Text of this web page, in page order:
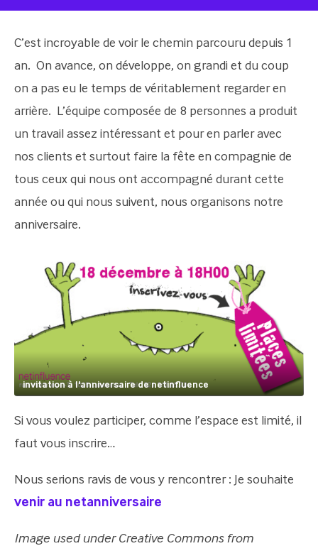
C’est incroyable de voir le chemin parcouru depuis 1
an. On avance, on développe, on grandi et du coup
on a pas eu le temps de véritablement regarder en
arrière. L’équipe composée de 8 personnes a produit
un travail assez intéressant et pour en parler avec
nos clients et surtout faire la fête en compagnie de
tous ceux qui nous ont accompagné durant cette
année ou qui nous suivent, nous organisons notre
anniversaire.
invitation à l'anniversaire de netinfluence
Si vous voulez participer, comme l’espace est limité, il
faut vous inscrire…
Nous serions ravis de vous y rencontrer : Je souhaite
venir au netanniversaire
Image used under Creative Commons from